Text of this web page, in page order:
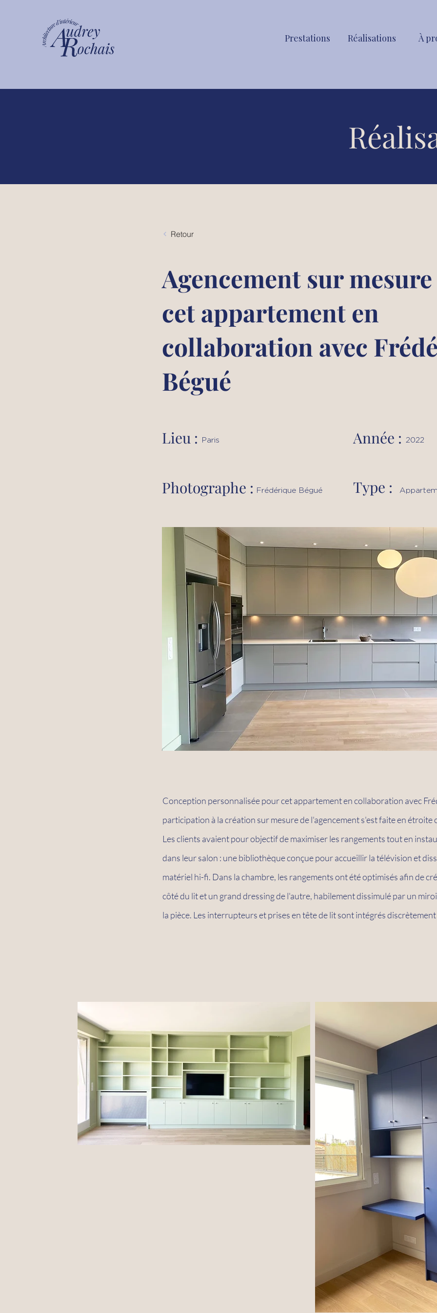
Prestations Réalisations À
Retour
Agencement sur
cet appartement en
collaboration avec
Bégué
Lieu : Paris Année : 2022
Photographe : Frédérique Bégué Type :
Conception personnalisée pour cet appartement en collaboration avec
participation à la création sur mesure de l'agencement s'est faite en étroite
Les clients avaient pour objectif de maximiser les rangements tout en
dans leur salon : une bibliothèque conçue pour accueillir la télévision et
matériel hi-fi. Dans la chambre, les rangements ont été optimisés afin de
côté du lit et un grand dressing de l'autre, habilement dissimulé par un
la pièce. Les interrupteurs et prises en tête de lit sont intégrés